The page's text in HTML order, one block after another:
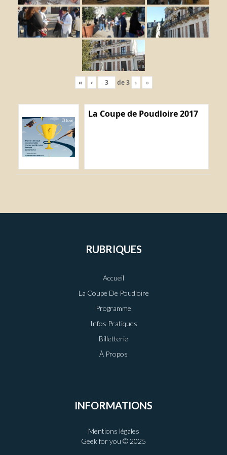
« ‹ de3 › »
La Coupe de Poudloire 2017
RUBRIQUES
Accueil
La Coupe De Poudloire
Programme
Infos Pratiques
Billetterie
À Propos
INFORMATIONS
Mentions légales
Geek for you © 2025